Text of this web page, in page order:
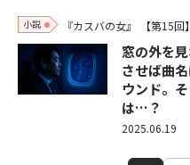
小説 『カスバの女』 【第15回】
窓の外を
させば曲
ウンド。
は…？
2025.06.19